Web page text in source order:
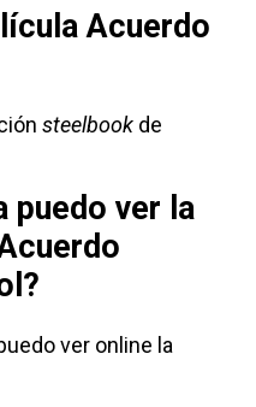
Acuerdo
steelbook de
puedo ver la
ver online la